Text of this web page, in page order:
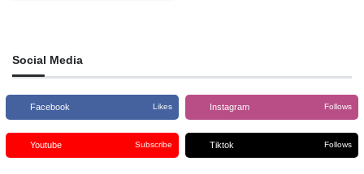
Social Media
Facebook Likes Instagram Follows
Youtube Subscribe Tiktok Follows